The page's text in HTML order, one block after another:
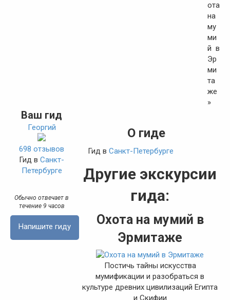
Ваш гид
Георгий
698 отзывов
Гид вСанкт-
Петербурге
Обычно отвечает в
течение 9 часов
Напишите гиду
О гиде
Гид в Санкт-Петербурге
Другие экскурсии
гида:
Охота на мумий в
Эрмитаже
Постичь тайны искусства
мумификации и разобраться в
культуре древних цивилизаций Египта
и Скифии